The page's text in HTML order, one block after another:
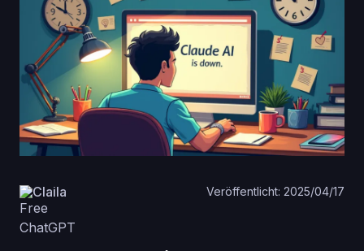
Claila Veröffentlicht: 2025/04/17